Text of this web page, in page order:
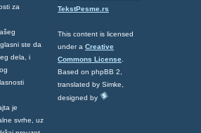
za
ste da
dela, i
je
svrhe, uz
TekstPesme.rs
This content is licensed
under a Creative
Commons License
Based on phpBB 2,
translated by Simke,
designed by